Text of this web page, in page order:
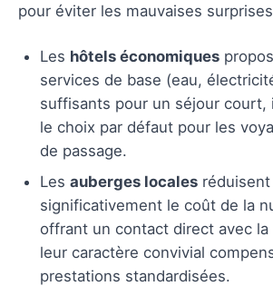
pour éviter les mauvaises
Les hôtels économiques
services de base (eau,
suffisants pour un séjour
le choix par défaut pour les
de passage.
Les auberges locales réduisent
significativement le coût de la
offrant un contact direct avec la
leur caractère convivial
prestations standardisées.